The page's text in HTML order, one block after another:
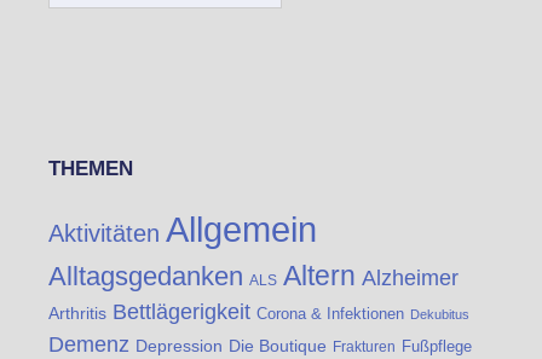
THEMEN
Aktivitäten Allgemein
Alltagsgedanken ALS Altern Alzheimer
Arthritis Bettlägerigkeit Corona & Infektionen Dekubitus
Demenz Depression Die Boutique Frakturen Fußpflege